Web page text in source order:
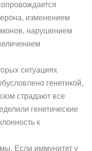
изменением
нарушением
ситуациях
генетикой,
страдают все
генетические
к
Если иммунитет у